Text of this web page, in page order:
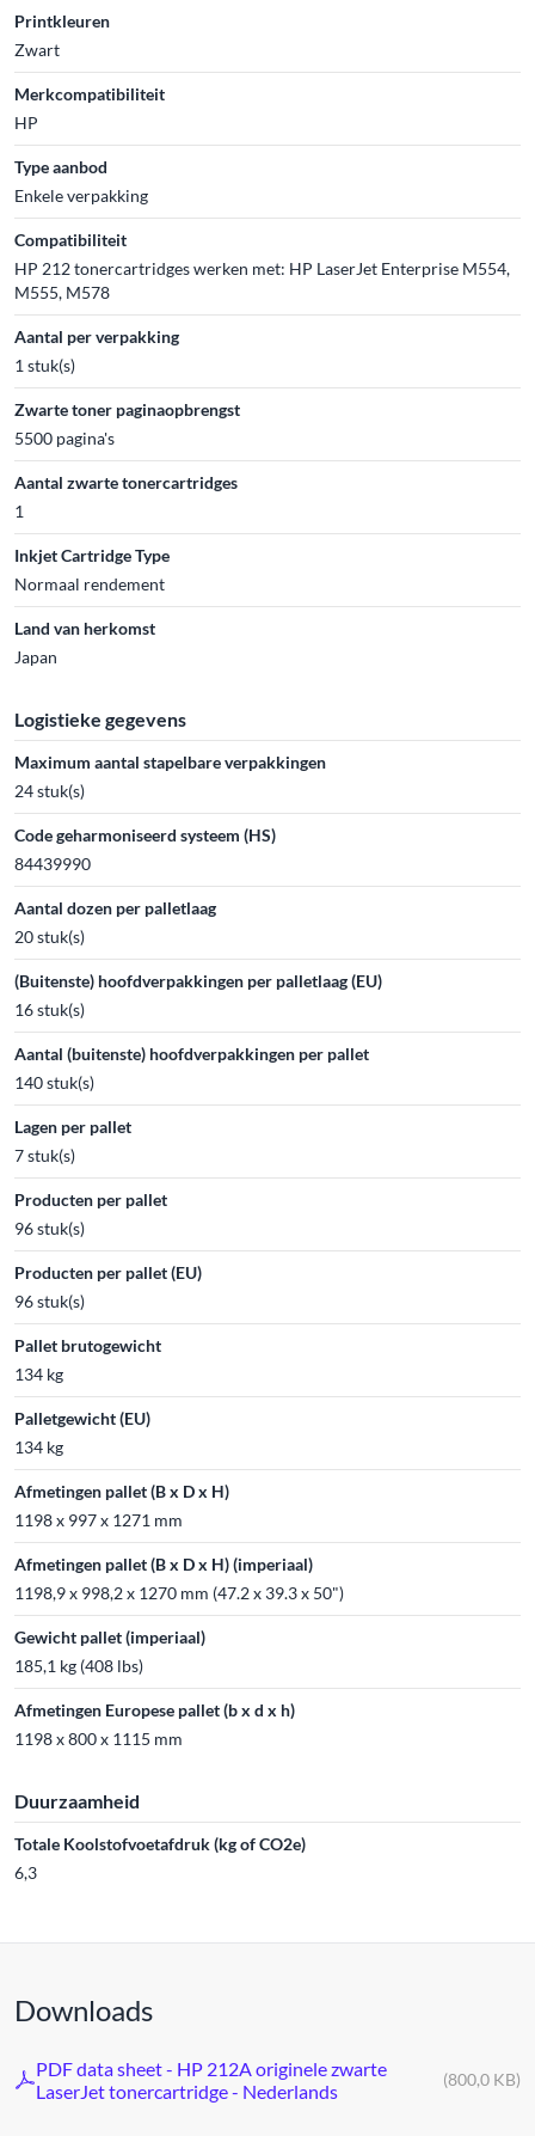
Printkleuren
Zwart
Merkcompatibiliteit
HP
Type aanbod
Enkele verpakking
Compatibiliteit
HP 212 tonercartridges werken met: HP LaserJet Enterprise M554,
M555, M578
Aantal per verpakking
1 stuk(s)
Zwarte toner paginaopbrengst
5500 pagina's
Aantal zwarte tonercartridges
1
Inkjet Cartridge Type
Normaal rendement
Land van herkomst
Japan
Logistieke gegevens
Maximum aantal stapelbare verpakkingen
24 stuk(s)
Code geharmoniseerd systeem (HS)
84439990
Aantal dozen per palletlaag
20 stuk(s)
(Buitenste) hoofdverpakkingen per palletlaag (EU)
16 stuk(s)
Aantal (buitenste) hoofdverpakkingen per pallet
140 stuk(s)
Lagen per pallet
7 stuk(s)
Producten per pallet
96 stuk(s)
Producten per pallet (EU)
96 stuk(s)
Pallet brutogewicht
134 kg
Palletgewicht (EU)
134 kg
Afmetingen pallet (B x D x H)
1198 x 997 x 1271 mm
Afmetingen pallet (B x D x H) (imperiaal)
1198,9 x 998,2 x 1270 mm (47.2 x 39.3 x 50")
Gewicht pallet (imperiaal)
185,1 kg (408 lbs)
Afmetingen Europese pallet (b x d x h)
1198 x 800 x 1115 mm
Duurzaamheid
Totale Koolstofvoetafdruk (kg of CO2e)
6,3
Downloads
PDF data sheet - HP 212A originele zwarte
LaserJet tonercartridge - Nederlands
(800,0 KB)